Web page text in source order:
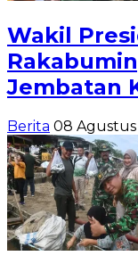
Wakil
Jembatan
Berita 08 Agustus